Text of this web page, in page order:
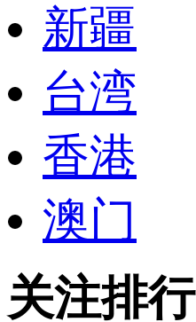
新疆
台湾
香港
澳门
关注排行